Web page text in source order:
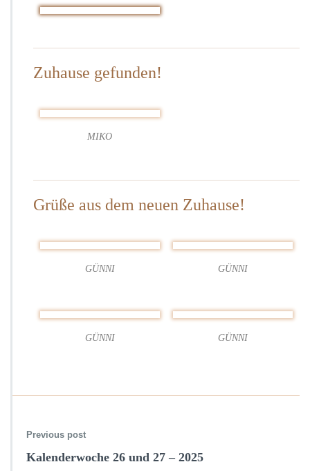
2
2
Zuhause gefunden!
MIKO
Grüße aus dem neuen Zuhause!
GÜNNI GÜNNI
GÜNNI GÜNNI
Previous post
Kalenderwoche 26 und 27 – 2025